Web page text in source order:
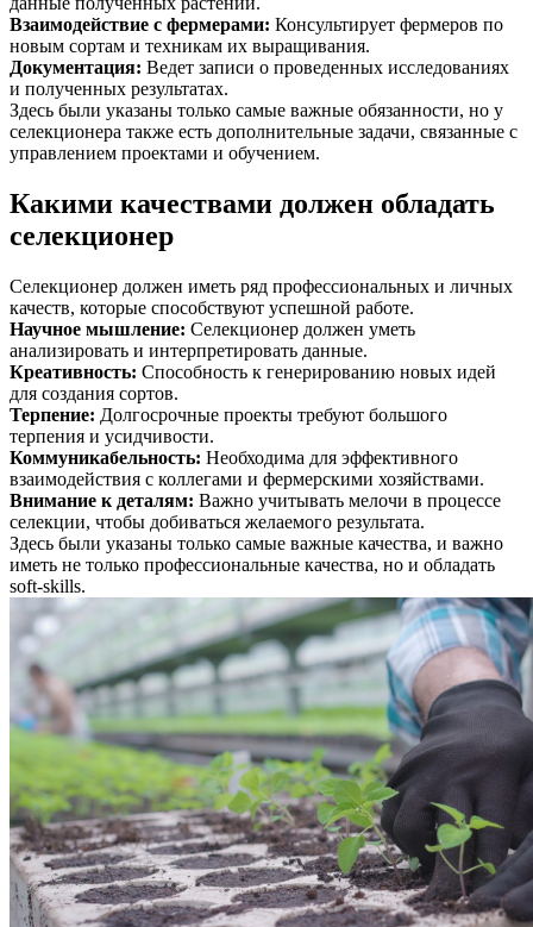
Взаимодействие с фермерами: Консультирует фермеров по
новым сортам и техникам их выращивания.
Документация: Ведет записи о проведенных исследованиях
и полученных результатах.
Здесь были указаны только самые важные обязанности, но у
селекционера также есть дополнительные задачи, связанные с
управлением проектами и обучением.
Какими качествами должен обладать
селекционер
Селекционер должен иметь ряд профессиональных и личных
качеств, которые способствуют успешной работе.
Научное мышление: Селекционер должен уметь
анализировать и интерпретировать данные.
Креативность: Способность к генерированию новых идей
для создания сортов.
Терпение: Долгосрочные проекты требуют большого
терпения и усидчивости.
Коммуникабельность: Необходима для эффективного
взаимодействия с коллегами и фермерскими хозяйствами.
Внимание к деталям: Важно учитывать мелочи в процессе
селекции, чтобы добиваться желаемого результата.
Здесь были указаны только самые важные качества, и важно
иметь не только профессиональные качества, но и обладать
soft-skills.